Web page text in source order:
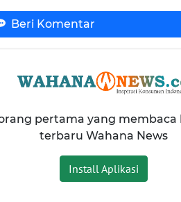
Beri Komentar
pertama yang
terbaru Wahana News
Install Aplikasi